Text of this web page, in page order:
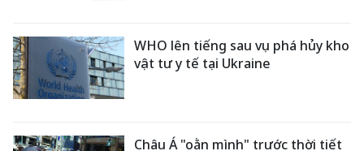
WHO lên tiếng sau vụ phá hủy kho
vật tư y tế tại Ukraine
Châu Á "oằn mình" trước thời tiết